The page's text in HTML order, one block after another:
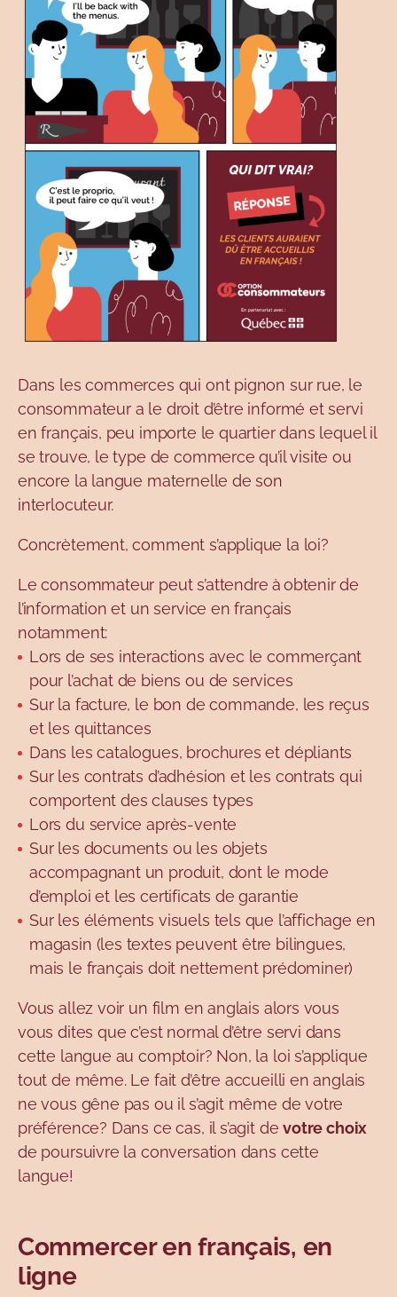
Dans les commerces qui ont pignon sur rue, le
consommateur a le droit d’être informé et servi
en français, peu importe le quartier dans lequel il
se trouve, le type de commerce qu’il visite ou
encore la langue maternelle de son
interlocuteur.
Concrètement, comment s’applique la loi?
Le consommateur peut s’attendre à obtenir de
l’information et un service en français
notamment:
Lors de ses interactions avec le commerçant
pour l’achat de biens ou de services
Sur la facture, le bon de commande, les reçus
et les quittances
Dans les catalogues, brochures et dépliants
Sur les contrats d’adhésion et les contrats qui
comportent des clauses types
Lors du service après-vente
Sur les documents ou les objets
accompagnant un produit, dont le mode
d’emploi et les certificats de garantie
Sur les éléments visuels tels que l’affichage en
magasin (les textes peuvent être bilingues,
mais le français doit nettement prédominer)
Vous allez voir un film en anglais alors vous
vous dites que c’est normal d’être servi dans
cette langue au comptoir? Non, la loi s’applique
tout de même. Le fait d’être accueilli en anglais
ne vous gêne pas ou il s’agit même de votre
préférence? Dans ce cas, il s’agit devotre choix
de poursuivre la conversation dans cette
langue!
Commercer en français, en
ligne